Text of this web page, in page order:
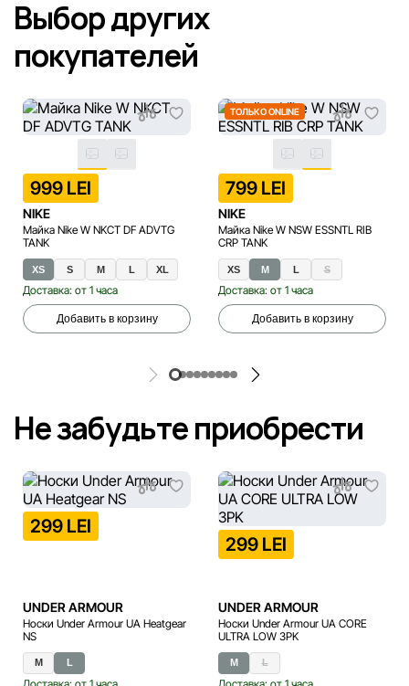
Выбор других
покупателей
999 LEI
NIKE
Майка Nike W NKCT DF ADVTG
TANK
XS S M L XL
Доставка: от 1 часа
Добавить в корзину
ТОЛЬКО ONLINE
799 LEI
NIKE
Майка Nike W NSW ESSNTL RIB
CRP TANK
XS M L S
Доставка: от 1 часа
Добавить в корзину
Не забудьте приобрести
299 LEI
UNDER ARMOUR
Носки Under Armour UA Heatgear
NS
M L
299 LEI
UNDER ARMOUR
Носки Under Armour UA CORE
ULTRA LOW 3PK
M L